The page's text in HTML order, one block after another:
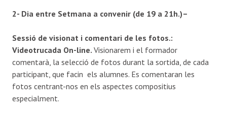
2- Dia entre Setmana a convenir (de 19 a 21h.)–
Sessió de visionat i comentari de les fotos.:
Videotrucada On-line. Visionarem i el formador
comentarà, la selecció de fotos durant la sortida, de cada
participant, que facin els alumnes. Es comentaran les
fotos centrant-nos en els aspectes compositius
especialment.